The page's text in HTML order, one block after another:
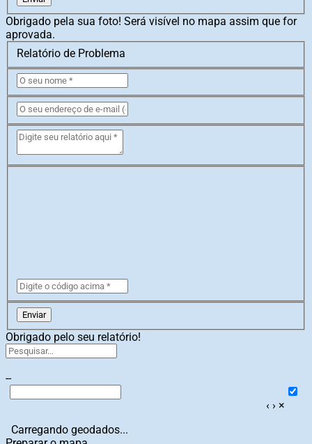
Obrigado pela sua foto! Será visível no mapa assim que for
aprovada.
Relatório de Problema
Enviar
Obrigado pelo seu relatório!
--
‹ › ×
Carregando geodados...